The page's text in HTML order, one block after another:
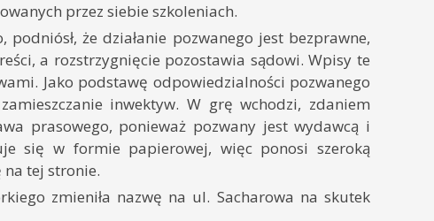
przez siebie szkoleniach.
że działanie pozwanego jest bezprawne,
a rozstrzygnięcie pozostawia sądowi. Wpisy te
Jako podstawę odpowiedzialności pozwanego
inwektyw. W grę wchodzi, zdaniem
prasowego, ponieważ pozwany jest wydawcą i
się w formie papierowej, więc ponosi szeroką
tej stronie.
zmieniła nazwę na ul. Sacharowa na skutek